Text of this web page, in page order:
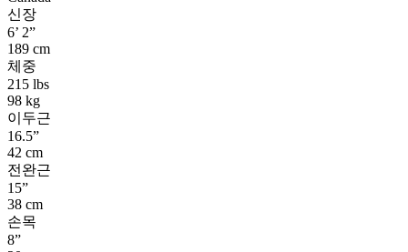
신장
6’ 2”
189 cm
체중
215 lbs
98 kg
이두근
16.5”
42 cm
전완근
15”
38 cm
손목
8”